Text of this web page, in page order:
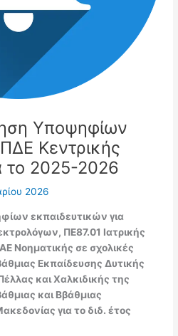
Υποψηφίων
Κεντρικής
το 2025-2026
2026
εκπαιδευτικών για
ΠΕ87.01 Ιατρικής
Νοηματικής σε σχολικές
Εκπαίδευσης Δυτικής
και Χαλκιδικής της
και Ββάθμιας
για το διδ. έτος